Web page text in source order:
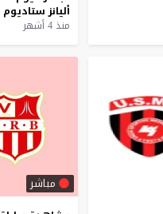
أليانز ستاديوم
منذ 4 أشهر
مباشر